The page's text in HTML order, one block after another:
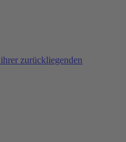
zurückliegenden